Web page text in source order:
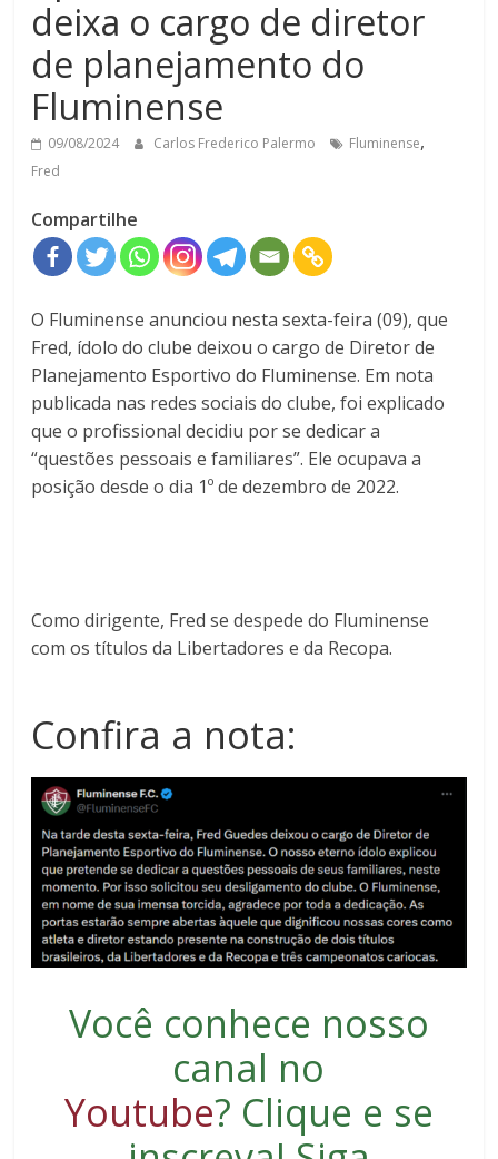
deixa o cargo de diretor
de planejamento do
Fluminense
09/08/2024 Carlos Frederico Palermo Fluminense,
Fred
Compartilhe
O Fluminense anunciou nesta sexta-feira (09), que
Fred, ídolo do clube deixou ocargo de Diretor de
Planejamento Esportivo do Fluminense. Em nota
publicada nas redes sociais do clube,foi explicado
que o profissional decidiu por se dedicar a
“questões pessoais e familiares”. Ele ocupava a
posição desde o dia 1º de dezembro de 2022.
Como dirigente, Fred se despede do Fluminense
com os títulosda Libertadores e da Recopa.
Confira a nota:
Você conhece nosso
canal no
Youtube? Clique e se